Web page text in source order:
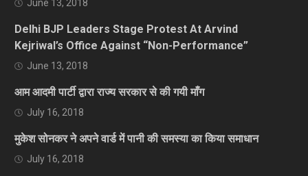
June 13, 2018
Delhi BJP Leaders Stage Protest At Arvind
Kejriwal’s Office Against “Non-Performance”
June 13, 2018
आम आदमी पार्टी द्वारा राज्य सरकार से की गयी माँग
July 16, 2018
मुकेश सोनकर ने अपने वार्ड में पानी की समस्या का किया समाधान
July 16, 2018